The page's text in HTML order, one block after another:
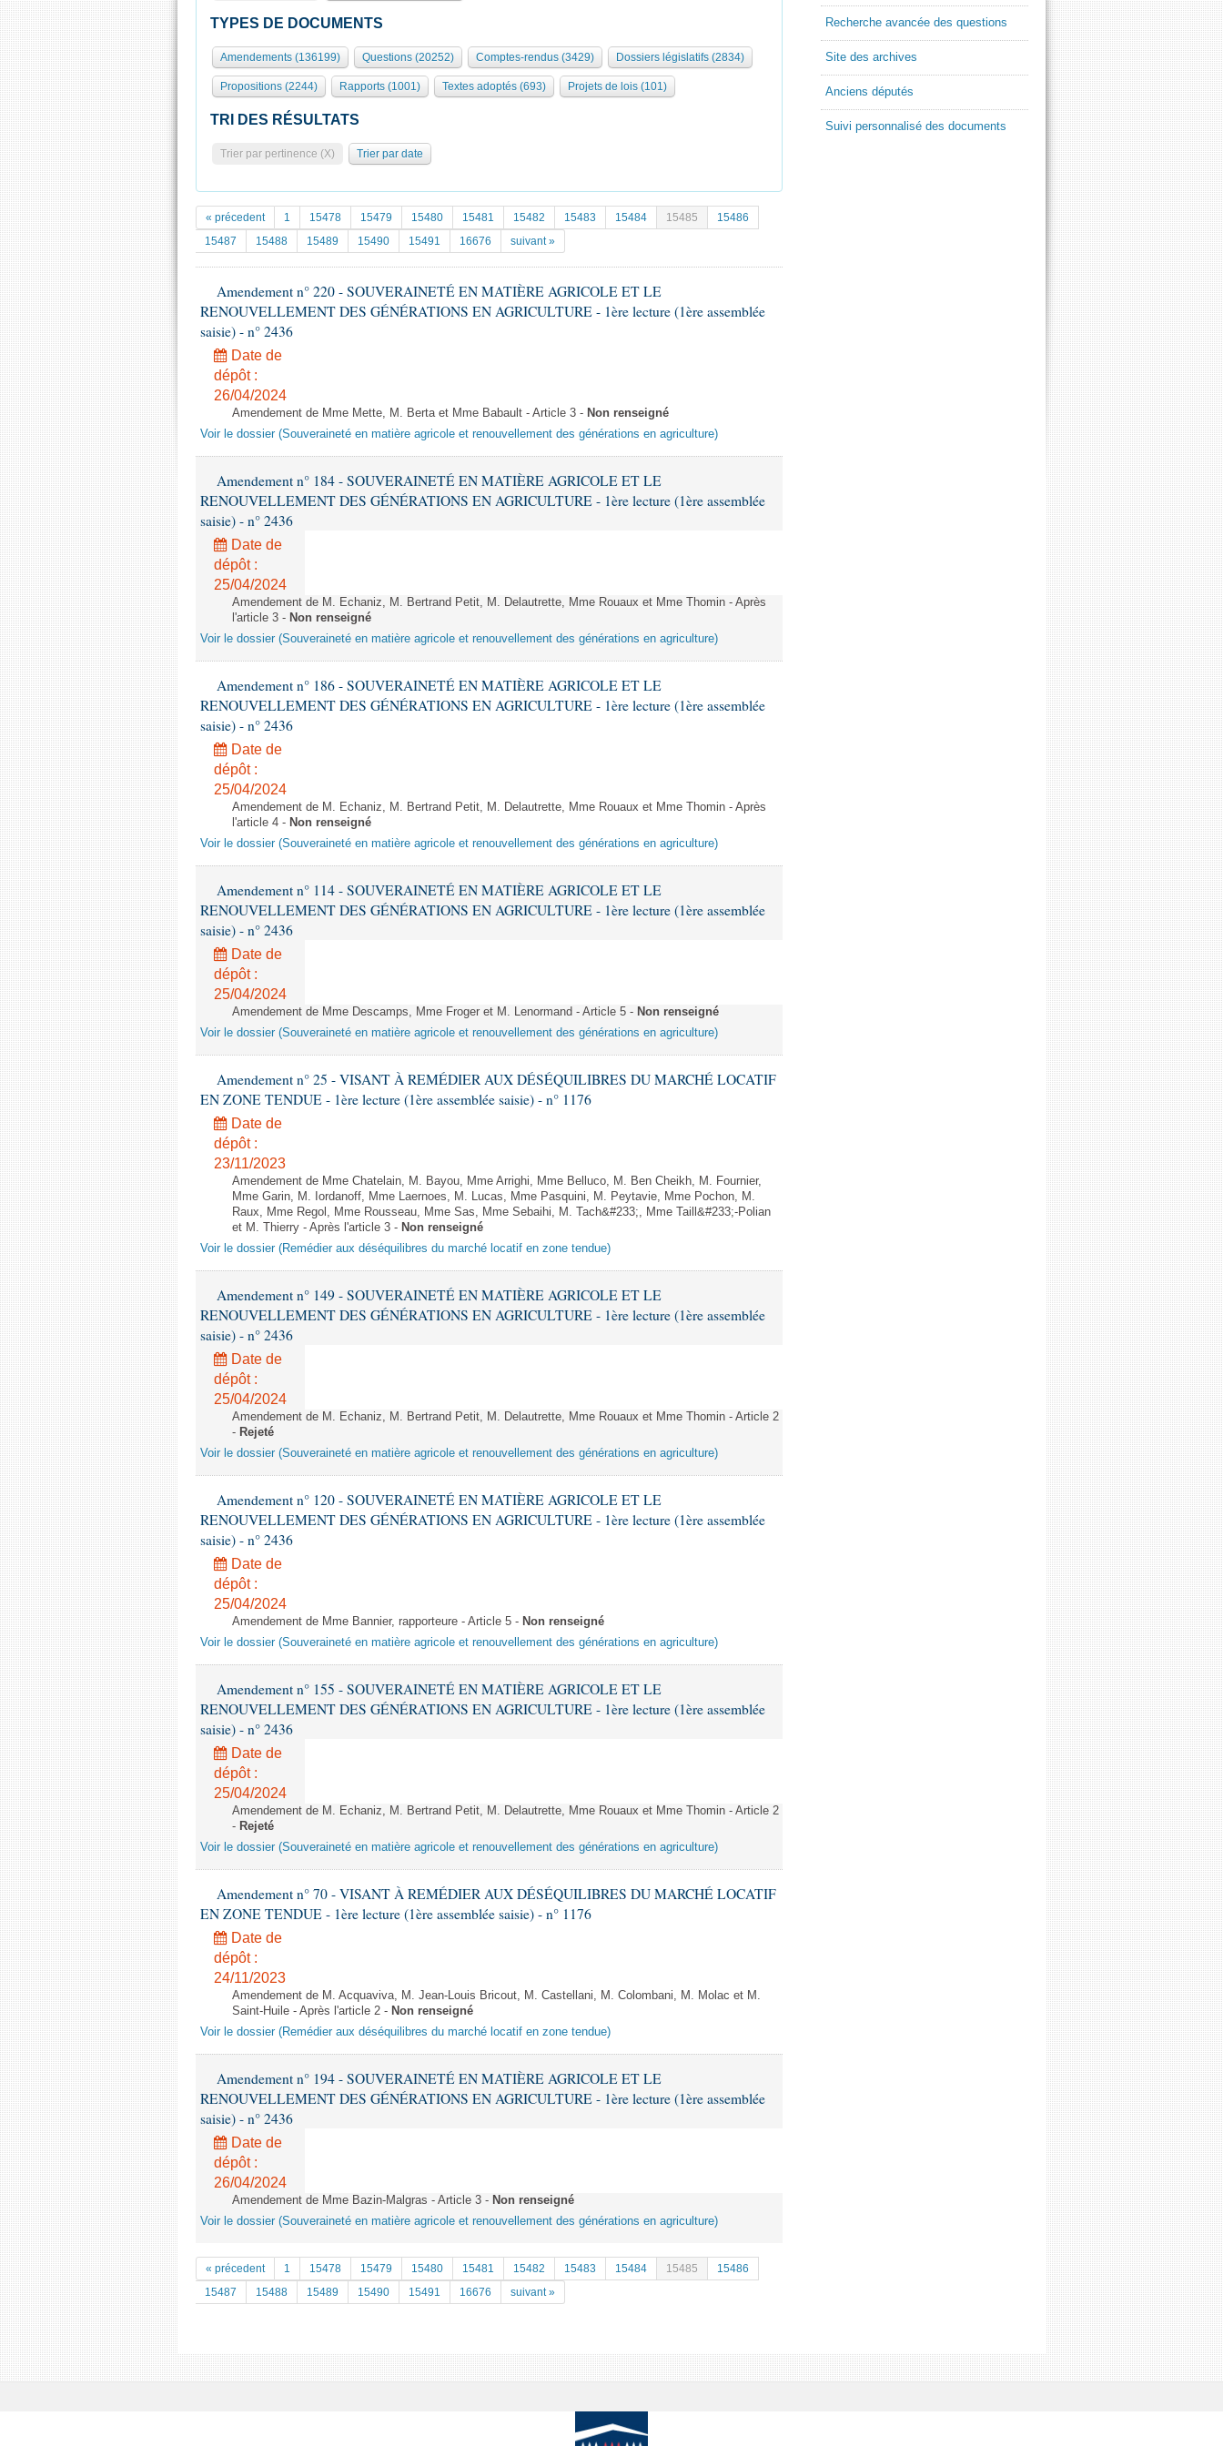
TYPES DE DOCUMENTS
Amendements (136199) Questions (20252) Comptes-rendus (3429) Dossiers législatifs (2834)
Propositions (2244) Rapports (1001) Textes adoptés (693) Projets de lois (101)
TRI DES RÉSULTATS
Trier par pertinence (X) Trier par date
« précedent 1 15478 15479 15480 15481 15482 15483 15484 15485
15486
15487
15488 15489 15490 15491 16676 suivant »
Amendement n° 220 - SOUVERAINETÉ EN MATIÈRE AGRICOLE ET LE
RENOUVELLEMENT DES GÉNÉRATIONS EN AGRICULTURE - 1ère lecture (1ère assemblée
saisie) - n° 2436
Date de
dépôt :
26/04/2024
Amendement de Mme Mette, M. Berta et Mme Babault - Article 3 - Non renseigné
Voir le dossier (Souveraineté en matière agricole et renouvellement des générations en agriculture)
Amendement n° 184 - SOUVERAINETÉ EN MATIÈRE AGRICOLE ET LE
RENOUVELLEMENT DES GÉNÉRATIONS EN AGRICULTURE - 1ère lecture (1ère assemblée
saisie) - n° 2436
Date de
dépôt :
25/04/2024
Amendement de M. Echaniz, M. Bertrand Petit, M. Delautrette, Mme Rouaux et Mme Thomin - Après
l'article 3 - Non renseigné
Voir le dossier (Souveraineté en matière agricole et renouvellement des générations en agriculture)
Amendement n° 186 - SOUVERAINETÉ EN MATIÈRE AGRICOLE ET LE
RENOUVELLEMENT DES GÉNÉRATIONS EN AGRICULTURE - 1ère lecture (1ère assemblée
saisie) - n° 2436
Date de
dépôt :
25/04/2024
Amendement de M. Echaniz, M. Bertrand Petit, M. Delautrette, Mme Rouaux et Mme Thomin - Après
l'article 4 - Non renseigné
Voir le dossier (Souveraineté en matière agricole et renouvellement des générations en agriculture)
Amendement n° 114 - SOUVERAINETÉ EN MATIÈRE AGRICOLE ET LE
RENOUVELLEMENT DES GÉNÉRATIONS EN AGRICULTURE - 1ère lecture (1ère assemblée
saisie) - n° 2436
Date de
dépôt :
25/04/2024
Amendement de Mme Descamps, Mme Froger et M. Lenormand - Article 5 - Non renseigné
Voir le dossier (Souveraineté en matière agricole et renouvellement des générations en agriculture)
Amendement n° 25 - VISANT À REMÉDIER AUX DÉSÉQUILIBRES DU MARCHÉ LOCATIF
EN ZONE TENDUE - 1ère lecture (1ère assemblée saisie) - n° 1176
Date de
dépôt :
23/11/2023
Amendement de Mme Chatelain, M. Bayou, Mme Arrighi, Mme Belluco, M. Ben Cheikh, M. Fournier,
Mme Garin, M. Iordanoff, Mme Laernoes, M. Lucas, Mme Pasquini, M. Peytavie, Mme Pochon, M.
Raux, Mme Regol, Mme Rousseau, Mme Sas, Mme Sebaihi, M. Tach&#233;, Mme Taill&#233;-Polian
et M. Thierry - Après l'article 3 - Non renseigné
Voir le dossier (Remédier aux déséquilibres du marché locatif en zone tendue)
Amendement n° 149 - SOUVERAINETÉ EN MATIÈRE AGRICOLE ET LE
RENOUVELLEMENT DES GÉNÉRATIONS EN AGRICULTURE - 1ère lecture (1ère assemblée
saisie) - n° 2436
Date de
dépôt :
25/04/2024
Amendement de M. Echaniz, M. Bertrand Petit, M. Delautrette, Mme Rouaux et Mme Thomin - Article 2
- Rejeté
Voir le dossier (Souveraineté en matière agricole et renouvellement des générations en agriculture)
Amendement n° 120 - SOUVERAINETÉ EN MATIÈRE AGRICOLE ET LE
RENOUVELLEMENT DES GÉNÉRATIONS EN AGRICULTURE - 1ère lecture (1ère assemblée
saisie) - n° 2436
Date de
dépôt :
25/04/2024
Amendement de Mme Bannier, rapporteure - Article 5 - Non renseigné
Voir le dossier (Souveraineté en matière agricole et renouvellement des générations en agriculture)
Amendement n° 155 - SOUVERAINETÉ EN MATIÈRE AGRICOLE ET LE
RENOUVELLEMENT DES GÉNÉRATIONS EN AGRICULTURE - 1ère lecture (1ère assemblée
saisie) - n° 2436
Date de
dépôt :
25/04/2024
Amendement de M. Echaniz, M. Bertrand Petit, M. Delautrette, Mme Rouaux et Mme Thomin - Article 2
- Rejeté
Voir le dossier (Souveraineté en matière agricole et renouvellement des générations en agriculture)
Amendement n° 70 - VISANT À REMÉDIER AUX DÉSÉQUILIBRES DU MARCHÉ LOCATIF
EN ZONE TENDUE - 1ère lecture (1ère assemblée saisie) - n° 1176
Date de
dépôt :
24/11/2023
Amendement de M. Acquaviva, M. Jean-Louis Bricout, M. Castellani, M. Colombani, M. Molac et M.
Saint-Huile - Après l'article 2 - Non renseigné
Voir le dossier (Remédier aux déséquilibres du marché locatif en zone tendue)
Amendement n° 194 - SOUVERAINETÉ EN MATIÈRE AGRICOLE ET LE
RENOUVELLEMENT DES GÉNÉRATIONS EN AGRICULTURE - 1ère lecture (1ère assemblée
saisie) - n° 2436
Date de
dépôt :
26/04/2024
Amendement de Mme Bazin-Malgras - Article 3 - Non renseigné
Voir le dossier (Souveraineté en matière agricole et renouvellement des générations en agriculture)
« précedent 1 15478 15479 15480 15481 15482 15483 15484 15485
15486
15487
15488 15489 15490 15491 16676 suivant »
Recherche avancée des questions
Site des archives
Anciens députés
Suivi personnalisé des documents